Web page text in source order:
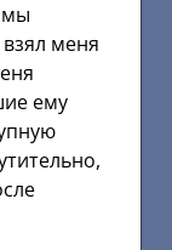
мы
меня
ему